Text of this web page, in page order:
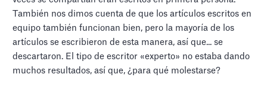
También nos dimos cuenta de que los artículos escritos en
equipo también funcionan bien, pero la mayoría de los
artículos se escribieron de esta manera, así que... se
descartaron. El tipo de escritor «experto» no estaba dando
muchos resultados, así que, ¿para qué molestarse?